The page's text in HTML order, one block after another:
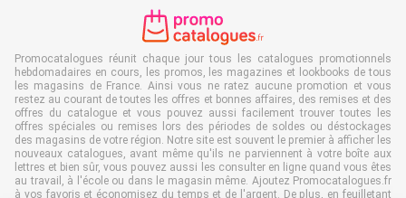
Promocatalogues réunit chaque jour tous les catalogues promotionnels
hebdomadaires en cours, les promos, les magazines et lookbooks de tous
les magasins de France. Ainsi vous ne ratez aucune promotion et vous
restez au courant de toutes les offres et bonnes affaires, des remises et des
offres du catalogue et vous pouvez aussi facilement trouver toutes les
offres spéciales ou remises lors des périodes de soldes ou déstockages
des magasins de votre région. Notre site est souvent le premier à afficher les
nouveaux catalogues, avant même qu'ils ne parviennent à votre boîte aux
lettres et bien sûr, vous pouvez aussi les consulter en ligne quand vous êtes
au travail, à l'école ou dans le magasin même. Ajoutez Promocatalogues.fr
à vos favoris et économisez du temps et de l'argent. De plus, en feuilletant